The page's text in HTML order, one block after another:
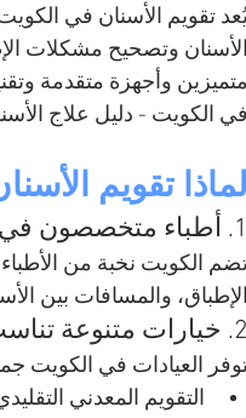
تقويم الأسنان في
الأسنان وتصحيح مشكلات
متميزين وأجهزة متقدمة
في الكويت - دليل علاج
لماذا تقويم
1. أطباء متخصصون في تقويم الأسنان (Orthodontists)
الكويت نخبة من
الإطباق، والمسافات بين
2. خيارات متنوعة تناسب جميع الحالات
العيادات في الكويت
التقويم المعدني